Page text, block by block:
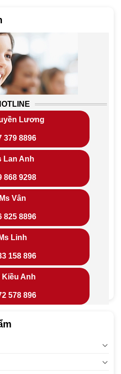
Lương
379 8896
Lan Anh
868 9298
Ms Vân
825 8896
Ms Linh
158 896
Kiều Anh
578 896